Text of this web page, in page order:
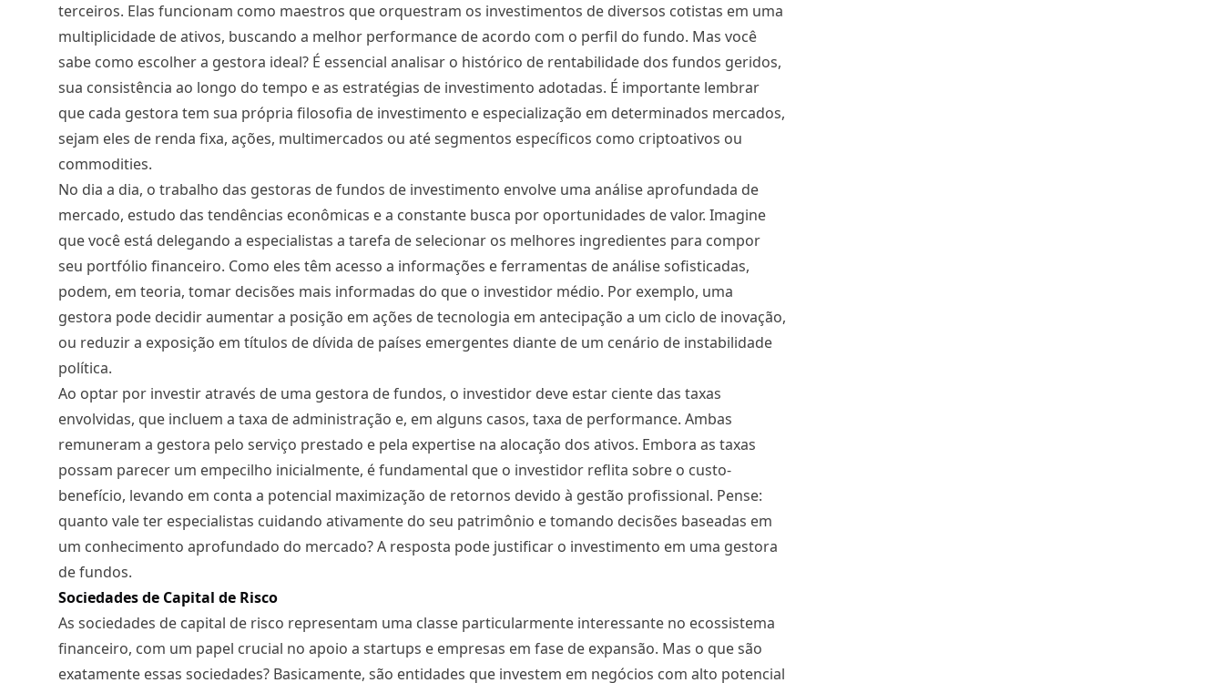
terceiros. Elas funcionam como maestros que orquestram os investimentos de diversos cotistas em uma
multiplicidade de ativos, buscando a melhor performance de acordo com o perfil do fundo. Mas você
sabe como escolher a gestora ideal? É essencial analisar o histórico de rentabilidade dos fundos geridos,
sua consistência ao longo do tempo e as estratégias de investimento adotadas. É importante lembrar
que cada gestora tem sua própria filosofia de investimento e especialização em determinados mercados,
sejam eles de renda fixa, ações, multimercados ou até segmentos específicos como criptoativos ou
commodities.
No dia a dia, o trabalho das gestoras de fundos de investimento envolve uma análise aprofundada de
mercado, estudo das tendências econômicas e a constante busca por oportunidades de valor. Imagine
que você está delegando a especialistas a tarefa de selecionar os melhores ingredientes para compor
seu portfólio financeiro. Como eles têm acesso a informações e ferramentas de análise sofisticadas,
podem, em teoria, tomar decisões mais informadas do que o investidor médio. Por exemplo, uma
gestora pode decidir aumentar a posição em ações de tecnologia em antecipação a um ciclo de inovação,
ou reduzir a exposição em títulos de dívida de países emergentes diante de um cenário de instabilidade
política.
Ao optar por investir através de uma gestora de fundos, o investidor deve estar ciente das taxas
envolvidas, que incluem a taxa de administração e, em alguns casos, taxa de performance. Ambas
remuneram a gestora pelo serviço prestado e pela expertise na alocação dos ativos. Embora as taxas
possam parecer um empecilho inicialmente, é fundamental que o investidor reflita sobre o custo-
benefício, levando em conta a potencial maximização de retornos devido à gestão profissional. Pense:
quanto vale ter especialistas cuidando ativamente do seu patrimônio e tomando decisões baseadas em
um conhecimento aprofundado do mercado? A resposta pode justificar o investimento em uma gestora
de fundos.
Sociedades de Capital de Risco
As sociedades de capital de risco representam uma classe particularmente interessante no ecossistema
financeiro, com um papel crucial no apoio a startups e empresas em fase de expansão. Mas o que são
exatamente essas sociedades? Basicamente, são entidades que investem em negócios com alto potencial